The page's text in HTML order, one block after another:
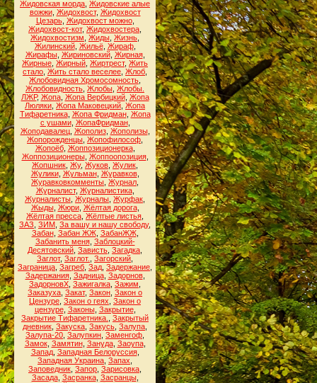
Жидовская морда Жидовские алые
вожжи, Жидохвост, Жидохвост
Цезарь, Жидохвост можно,
Жидохвост-кот, Жидохвостера
Жидохвостизм Жиды Жизнь
Жилинский, Жильё, Жираф,
Жирафы, Жириновский, Жирная,
Жирные Жирный Жиртрест, Жить
стало Жить стало веселее Жлоб
Жлобовидная Хромосомность
Жлобовидность Жлобы Жлобы.
ЛЖР, Жопа, Жопа Вербицкий, Жопа
Люляки Жопа Маковецкий Жопа
Тифаретника, Жопа Фридман, Жопа
с ушами, ЖопаФридман,
Жоподавалец, Жополиз, Жополизы,
Жопорожденцы Жопофилософ
Жопоёб, Жоппозиционерка,
Жоппозиционеры, Жоппоопозиция,
Жопшник Жу, Жуков Жулик
Жулики, Жульман, Журавков,
Журавковкомменты Журнал
Журналист, Журналистика,
Журналисты Журналы Журфак
Жыды, Жюри, Жёлтая дорога,
Жёлтая пресса Жёлтые листья
ЗАЗ ЗИМ За вашу и нашу свободу,
Забан, Забан ЖЖ, ЗабанЖЖ,
Забанить меня, Заблоцкий-
Десятовский Зависть Загадка
Заглот, Заглот. Загорский
Заграница Загреб Зад Задержание
Задержания, Задница, Задорнов,
ЗадорновХ Зажигалка Зажим
Заказуха Закат, Закон Закон о
Цензуре Закон о геях Закон о
цензуре, Законы, Закрытие,
Закрытие Тифаретника.
Закрытый
дневник Закуска Закусь Залупа
Залупа-20 Залупкин Заменгоф
Замок, Замятин, Зануда, Заоупа,
Запад, Западная Белоруссия,
Западная Украина Запах
Заповедник Запор Зарисовка
Засада, Засранка, Засранцы,